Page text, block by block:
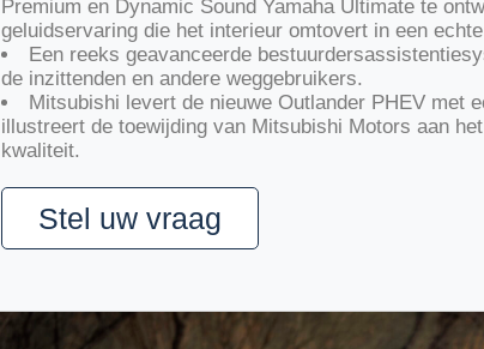
Premium en Dynamic Sound Yamaha Ultimate te
geluidservaring die het interieur omtovert in een
Een reeks geavanceerde
de inzittenden en andere weggebruikers.
Mitsubishi levert de nieuwe Outlander PHEV met
illustreert de toewijding van Mitsubishi Motors aan
kwaliteit.
Stel uw vraag